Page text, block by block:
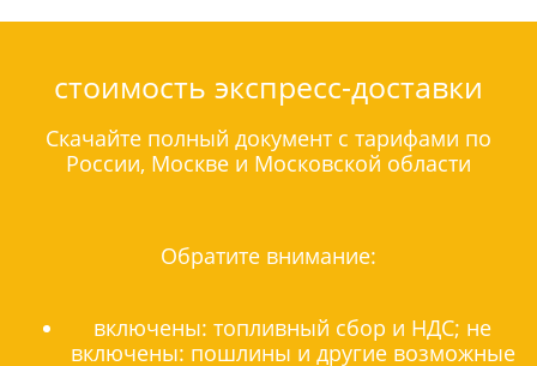
стоимость экспресс-доставки
Скачайте полный документ с тарифами по
России, Москве и Московской области
Обратите внимание:
включены: топливный сбор и НДС; не
включены: пошлины и другие возможные